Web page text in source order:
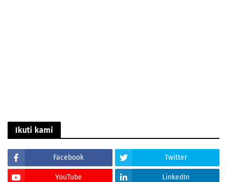
Ikuti kami
Facebook Twitter
YouTube LinkedIn